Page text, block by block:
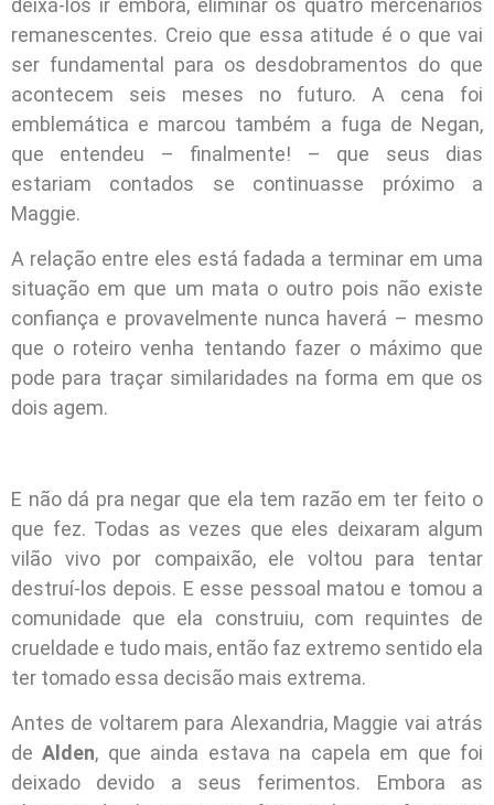
remanescentes. Creio que essa atitude é o que vai
ser fundamental para os desdobramentos do que
acontecem seis meses no futuro. A cena foi
emblemática e marcou também a fuga de Negan,
que entendeu – finalmente! – que seus dias
estariam contados se continuasse próximo a
Maggie.
A relação entre eles está fadada a terminar em uma
situação em que um mata o outro pois não existe
confiança e provavelmente nunca haverá – mesmo
que o roteiro venha tentando fazer o máximo que
pode para traçar similaridades na forma em que os
dois agem.
E não dá pra negar que ela tem razão em ter feito o
que fez. Todas as vezes que eles deixaram algum
vilão vivo por compaixão, ele voltou para tentar
destruí-los depois. E esse pessoal matou e tomou a
comunidade que ela construiu, com requintes de
crueldade e tudo mais, então faz extremo sentido ela
ter tomado essa decisão mais extrema.
Antes de voltarem para Alexandria, Maggie vai atrás
deAlden, que ainda estava na capela em que foi
deixado devido a seus ferimentos. Embora as